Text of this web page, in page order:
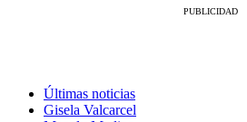
Últimas noticias
Gisela Valcarcel